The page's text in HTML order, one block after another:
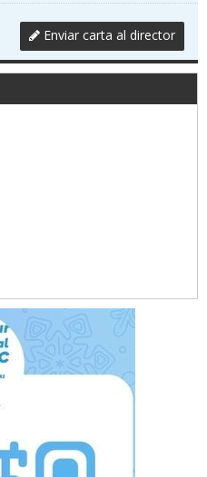
Enviar carta al director